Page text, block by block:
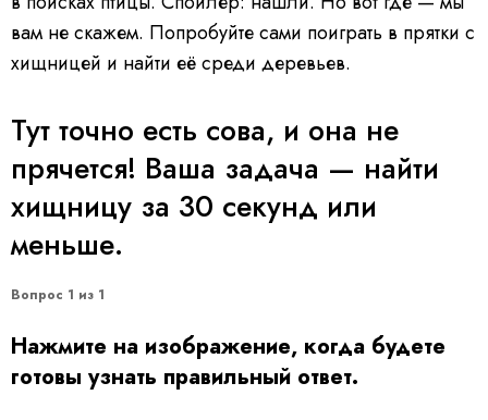
вам не скажем. Попробуйте сами поиграть в прятки с
хищницей и найти её среди деревьев.
Тут точно есть сова, и она не
прячется! Ваша задача — найти
хищницу за 30 секунд или
меньше.
Вопрос 1 из 1
Нажмите на изображение, когда будете
готовы узнать правильный ответ.